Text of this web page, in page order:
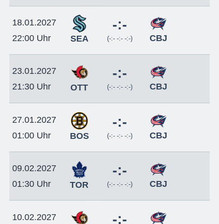
18.01.2027
22:00 Uhr
SEA
-:-
(-:- -:- -:-) CBJ
23.01.2027
21:30 Uhr
OTT
-:-
(-:- -:- -:-) CBJ
27.01.2027
01:00 Uhr
BOS
-:-
(-:- -:- -:-) CBJ
09.02.2027
01:30 Uhr
TOR
-:-
(-:- -:- -:-) CBJ
10.02.2027
-:-